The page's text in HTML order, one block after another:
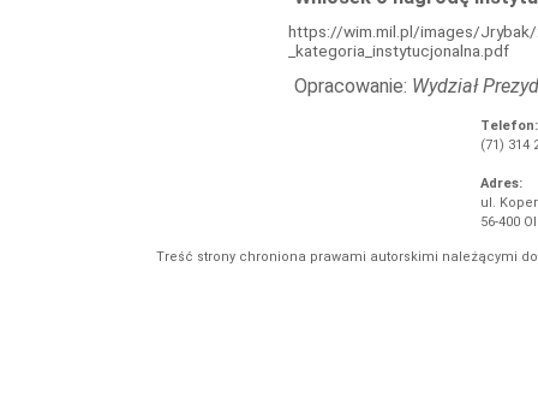
https://wim.mil.pl/images/
_kategoria_instytucjonalna.pdf
Opracowanie: Wydział
Telefon:
(71) 314
Adres:
ul.
56-400
Treść strony chroniona prawami autorskimi należącymi